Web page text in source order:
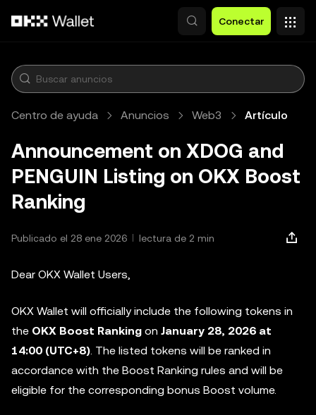
Conectar
Centro de ayuda Anuncios Web3 Artículo
Announcement on XDOG and
PENGUIN Listing on OKX Boost
Ranking
Publicado el 28 ene 2026 lectura de 2 min
Dear OKX Wallet Users,
OKX Wallet will officially include the following tokens in
the OKX Boost Ranking on January 28, 2026 at
14:00 (UTC+8). The listed tokens will be ranked in
accordance with the Boost Ranking rules and will be
eligible for the corresponding bonus Boost volume.